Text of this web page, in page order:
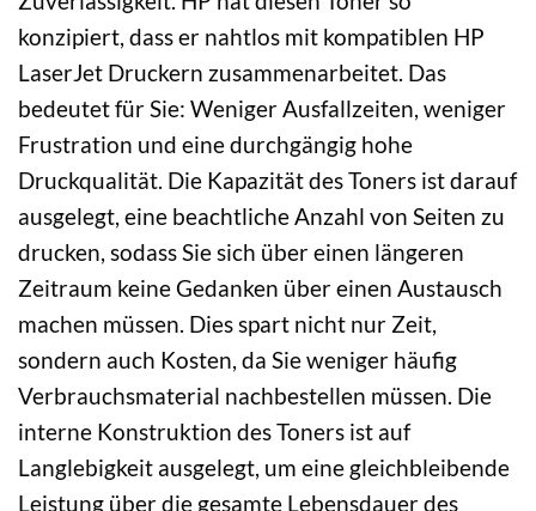
konzipiert, dass er nahtlos mit kompatiblen HP
LaserJet Druckern zusammenarbeitet. Das
bedeutet für Sie: Weniger Ausfallzeiten, weniger
Frustration und eine durchgängig hohe
Druckqualität. Die Kapazität des Toners ist darauf
ausgelegt, eine beachtliche Anzahl von Seiten zu
drucken, sodass Sie sich über einen längeren
Zeitraum keine Gedanken über einen Austausch
machen müssen. Dies spart nicht nur Zeit,
sondern auch Kosten, da Sie weniger häufig
Verbrauchsmaterial nachbestellen müssen. Die
interne Konstruktion des Toners ist auf
Langlebigkeit ausgelegt, um eine gleichbleibende
Leistung über die gesamte Lebensdauer des